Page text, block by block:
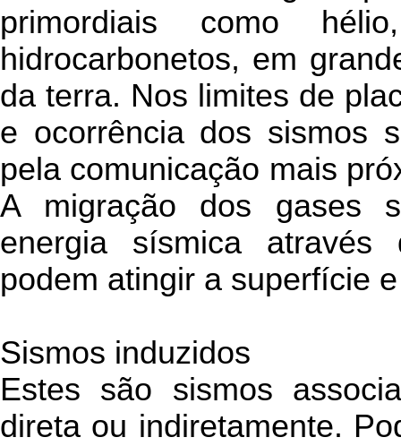
primordiais como
hidrocarbonetos, em
da terra. Nos limites de
e ocorrência dos sismos
pela comunicação mais
A migração dos gases
energia sísmica
podem atingir a superfície
Sismos induzidos
Estes são sismos
direta ou indiretamente.